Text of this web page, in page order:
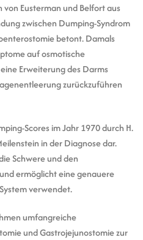
Eusterman und Belfort aus
zwischen Dumping-Syndrom
betont. Damals
auf osmotische
Erweiterung des Darms
zurückzuführen
Scores im Jahr 1970 durch H.
in der Diagnose dar.
Schwere und den
ermöglicht eine genauere
verwendet.
umfangreiche
und Gastrojejunostomie zur